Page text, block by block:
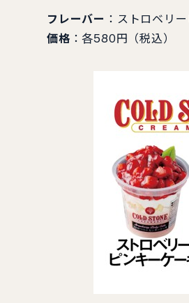
フレーバー ：ストロベリ
価格 ：各580円（税込）